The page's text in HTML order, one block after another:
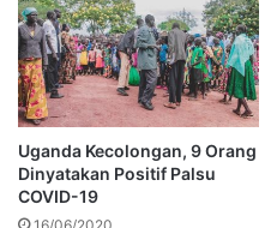
Uganda Kecolongan, 9 Orang
Dinyatakan Positif Palsu
COVID-19